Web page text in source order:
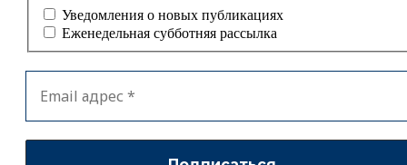
Уведомления о новых публикациях
Еженедельная субботняя рассылка